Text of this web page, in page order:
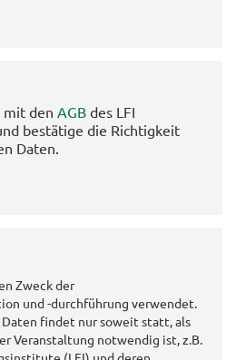
mit den AGB des LFI
bestätige die Richtigkeit
Daten.
Zweck der
und -durchführung verwendet.
findet nur soweit statt, als
Veranstaltung notwendig ist, z.B.